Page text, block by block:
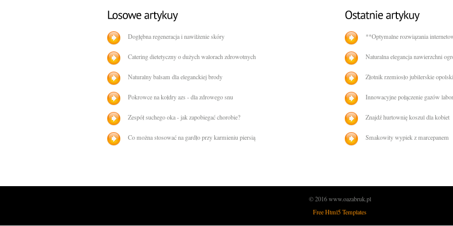
Dogłębna regeneracja i nawilżenie skóry
Catering dietetyczny o dużych walorach zdrowotnych
Naturalny balsam dla eleganckiej brody
Pokrowce na kołdry azs - dla zdrowego snu
Zespół suchego oka - jak zapobiegać chorobie?
Co można stosować na gardło przy karmieniu piersią
**Optymalne rozwiązania
Naturalna elegancja nawierzchni
Złotnik rzemiosło jubilerskie
Innowacyjne połączenie gazów
Znajdź hurtownię koszul dla kobiet
Smakowity wypiek z marcepanem
© 2016 www.oazabruk.pl
Free Html5 Templates